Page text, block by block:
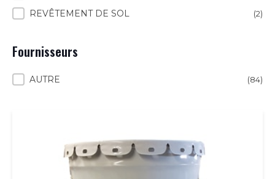
REVÊTEMENT DE SOL (2)
Fournisseurs
Fournisseurs
AUTRE (84)